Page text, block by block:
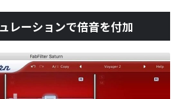
レーションで倍音を付加